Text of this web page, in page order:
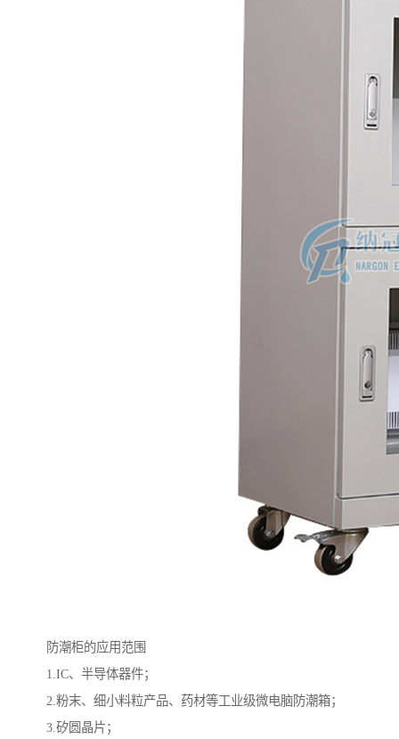
防潮柜的应用范围
1.IC、半导体器件；
2.粉末、细小料粒产品、药材等工业级微电脑防潮箱；
3.矽圆晶片；